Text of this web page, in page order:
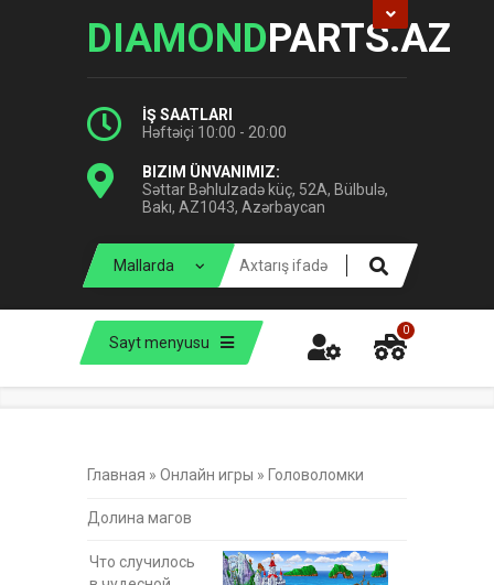
DIAMONDPARTS.AZ
İŞ SAATLARI
Həftəiçi 10:00 - 20:00
BIZIM ÜNVANIMIZ:
Səttar Bəhlulzadə küç, 52A, Bülbulə,
Bakı, AZ1043, Azərbaycan
Sayt menyusu
0
Главная » Онлайн игры » Головоломки
Долина магов
Что случилось